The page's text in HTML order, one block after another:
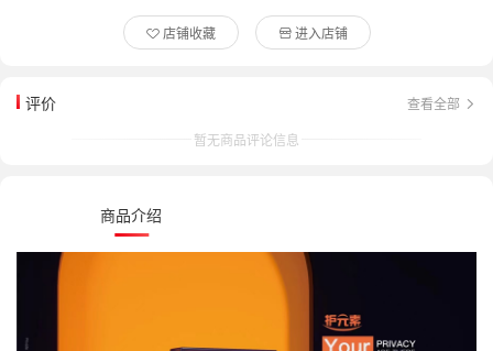
店铺收藏 进入店铺
评价
查看全部
暂无商品评论信息
商品介绍